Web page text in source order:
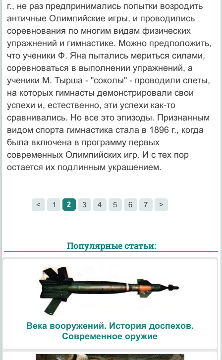
г., не раз предпринимались попытки возродить
античные Олимпийские игры, и проводились
соревнования по многим видам физических
упражнений и гимнастике. Можно предположить,
что ученики Ф. Яна пытались мериться силами,
соревноваться в выполнении упражнений, а
ученики М. Тырша - "соколы" - проводили слеты,
на которых гимнасты демонстрировали свои
успехи и, естественно, эти успехи как-то
сравнивались. Но все это эпизоды. Признанным
видом спорта гимнастика стала в 1896 г., когда
была включена в программу первых
современных Олимпийских игр. И с тех пор
остается их подлинным украшением.
< 1 2 3 4 5 6 7 >
Популярные статьи:
Века вооружений. История доспехов.
Современное оружие